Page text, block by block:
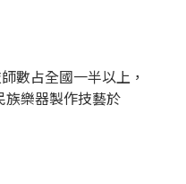
數占全國一半以上，
樂器製作技藝於